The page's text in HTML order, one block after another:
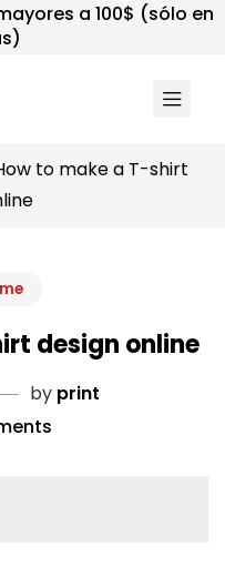
a 100$ (sólo en
to make a T-shirt
design online
by print